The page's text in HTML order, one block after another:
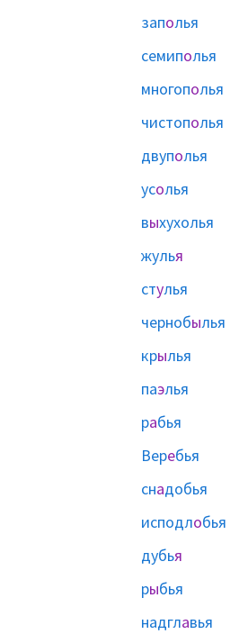
заполья
семиполья
многополья
чистополья
двуполья
усолья
выхухолья
жулья
стулья
чернобылья
крылья
паэлья
рабья
Веребья
снадобья
исподлобья
дубья
рыбья
надглавья